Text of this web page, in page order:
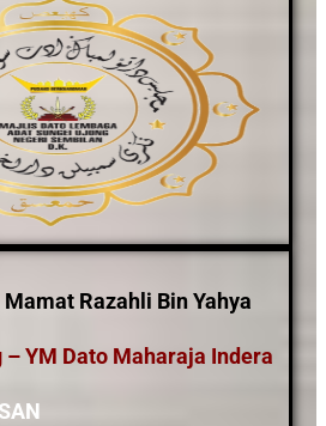
Mamat Razahli Bin Yahya
YM Dato Maharaja Indera